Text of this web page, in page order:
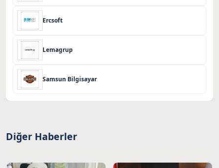
Ercsoft
Lemagrup
Samsun Bilgisayar
Diğer Haberler